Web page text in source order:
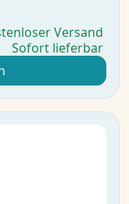
Versand
Sofort lieferbar